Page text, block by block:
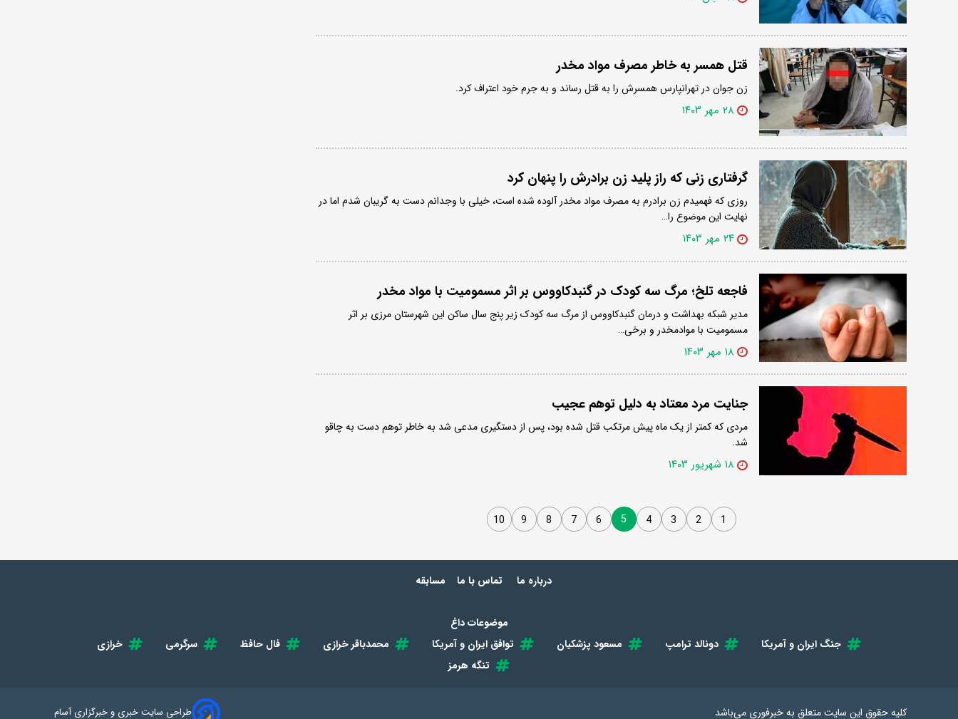
قتل همسر به خاطر مصرف مواد مخدر
زن جوان در تهرانپارس همسرش را به قتل رساند و به جرم خود اعتراف کرد.
۲۸ مهر ۱۴۰۳
گرفتاری زنی که راز پلید زن برادرش را پنهان کرد
روزی که فهمیدم زن برادرم به مصرف مواد مخدر آلوده شده است، خیلی با وجدانم دست به گریبان شدم اما در
نهایت این موضوع را…
۲۴ مهر ۱۴۰۳
فاجعه تلخ؛ مرگ سه کودک در گنبدکاووس بر اثر مسمومیت با مواد مخدر
مدیر شبکه بهداشت و درمان گنبدکاووس از مرگ سه کودک زیر پنج سال ساکن این شهرستان مرزی بر اثر
مسمومیت با موادمخدر و برخی…
۱۸ مهر ۱۴۰۳
جنایت مرد معتاد به دلیل توهم عجیب
مردی که کمتر از یک ماه پیش مرتکب قتل شده بود، پس از دستگیری مدعی شد به خاطر توهم دست به چاقو
شد.
۱۸ شهریور ۱۴۰۳
1
2
3
4
5
6
7
8
9
10
درباره ما تماس با ما مسابقه
موضوعات داغ
جنگ ایران و آمریکا
دونالد ترامپ مسعود پزشکیان توافق ایران و آمریکا محمدباقر خرازی فال حافظ سرگرمی
خرازی
تنگه هرمز
کلیه حقوق این سایت متعلق بهخبرفوری می‌باشد طراحی سایت خبری و خبرگزاری آسام